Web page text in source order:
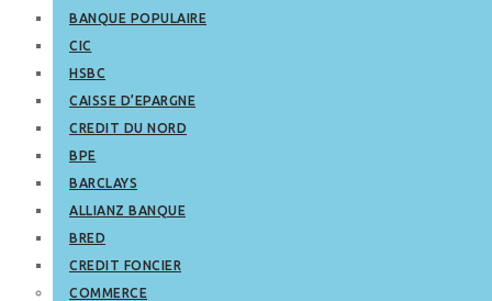
BANQUE POPULAIRE
CIC
HSBC
CAISSE D’EPARGNE
CREDIT DU NORD
BPE
BARCLAYS
ALLIANZ BANQUE
BRED
CREDIT FONCIER
COMMERCE